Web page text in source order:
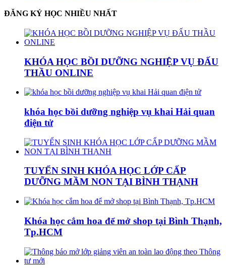
ĐĂNG KÝ HỌC NHIỀU NHẤT
KHÓA HỌC BỒI DƯỠNG NGHIỆP VỤ ĐẤU
THẦU ONLINE
khóa học bồi dưỡng nghiệp vụ khai Hải quan
điện tử
TUYỂN SINH KHÓA HỌC LỚP CẤP
DƯỠNG MẦM NON TẠI BÌNH THẠNH
Khóa học cắm hoa để mở shop tại Bình Thạnh,
Tp.HCM